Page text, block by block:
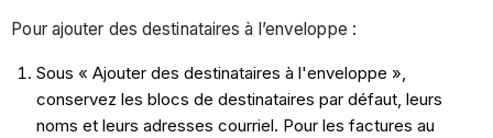
Pour ajouter des destinataires à l’enveloppe :
Sous « Ajouter des destinataires à l'enveloppe »,
conservez les blocs de destinataires par défaut, leurs
noms et leurs adresses courriel. Pour les factures au